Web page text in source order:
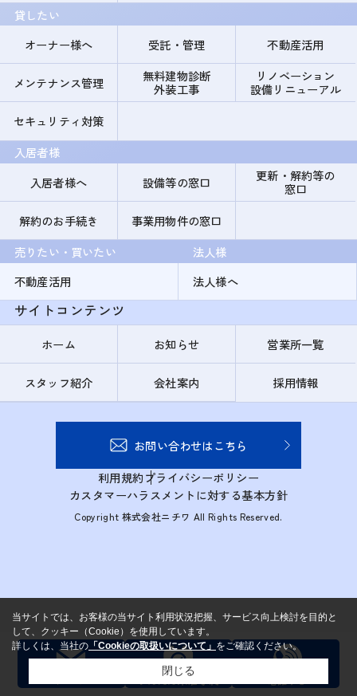
貸したい
オーナー様へ
受託・管理 不動産活用
メンテナンス管理
無料建物診断
外装工事
リノベーション
設備リニューアル
セキュリティ対策
入居者様
入居者様へ
設備等の窓口
更新・解約等の
窓口
解約のお手続き
事業用物件の窓口
売りたい・買いたい
不動産活用
法人様
法人様へ
サイトコンテンツ
ホーム お知らせ 営業所一覧
スタッフ紹介 会社案内 採用情報
お問い合わせはこちら
利用規約プライバシーポリシー
カスタマーハラスメントに対する基本方針
Copyright 株式会社ニチワ All Rights Reserved.
当サイトでは、お客様の当サイト利用状況把握、サービス向上検討を目的と
して、クッキー（Cookie）を使用しています。
詳しくは、当社の 「Cookieの取扱いについて」 をご確認ください。
閉じる